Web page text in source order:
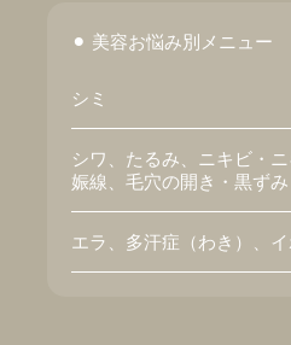
美容お悩み別メニュー
シミ
シワ、たるみ、ニキビ・
娠線、毛穴の開き・黒ずみ
エラ、多汗症（わき）、